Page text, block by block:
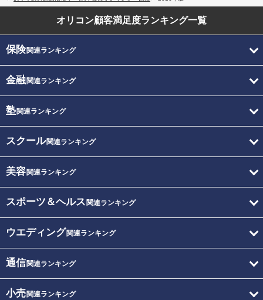
オリコン顧客満足度ランキング一覧
保険関連ランキング
金融関連ランキング
塾関連ランキング
スクール関連ランキング
美容関連ランキング
スポーツ＆ヘルス 関連ランキング
ウエディング関連ランキング
通信関連ランキング
小売関連ランキング